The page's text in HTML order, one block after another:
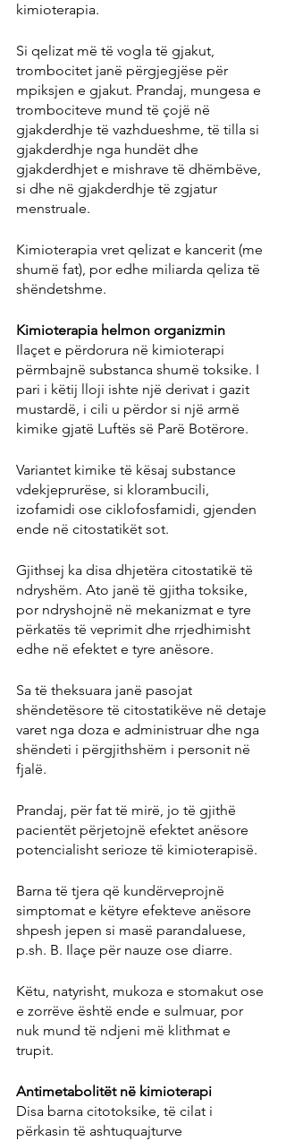
kimioterapia.
Si qelizat më të vogla të gjakut,
trombocitet janë përgjegjëse për
mpiksjen e gjakut. Prandaj, mungesa e
trombociteve mund të çojë në
gjakderdhje të vazhdueshme, të tilla si
gjakderdhje nga hundët dhe
gjakderdhjet e mishrave të dhëmbëve,
si dhe në gjakderdhje të zgjatur
menstruale.
Kimioterapia vret qelizat e kancerit (me
shumë fat), por edhe miliarda qeliza të
shëndetshme.
Kimioterapia helmon organizmin
Ilaçet e përdorura në kimioterapi
përmbajnë substanca shumë toksike. I
pari i këtij lloji ishte një derivat i gazit
mustardë, i cili u përdor si një armë
kimike gjatë Luftës së Parë Botërore.
Variantet kimike të kësaj substance
vdekjeprurëse, si klorambucili,
izofamidi ose ciklofosfamidi, gjenden
ende në citostatikët sot.
Gjithsej ka disa dhjetëra citostatikë të
ndryshëm. Ato janë të gjitha toksike,
por ndryshojnë në mekanizmat e tyre
përkatës të veprimit dhe rrjedhimisht
edhe në efektet e tyre anësore.
Sa të theksuara janë pasojat
shëndetësore të citostatikëve në detaje
varet nga doza e administruar dhe nga
shëndeti i përgjithshëm i personit në
fjalë.
Prandaj, për fat të mirë, jo të gjithë
pacientët përjetojnë efektet anësore
potencialisht serioze të kimioterapisë.
Barna të tjera që kundërveprojnë
simptomat e këtyre efekteve anësore
shpesh jepen si masë parandaluese,
p.sh. B. Ilaçe për nauze ose diarre.
Këtu, natyrisht, mukoza e stomakut ose
e zorrëve është ende e sulmuar, por
nuk mund të ndjeni më klithmat e
trupit.
Antimetabolitët në kimioterapi
Disa barna citotoksike, të cilat i
përkasin të ashtuquajturve